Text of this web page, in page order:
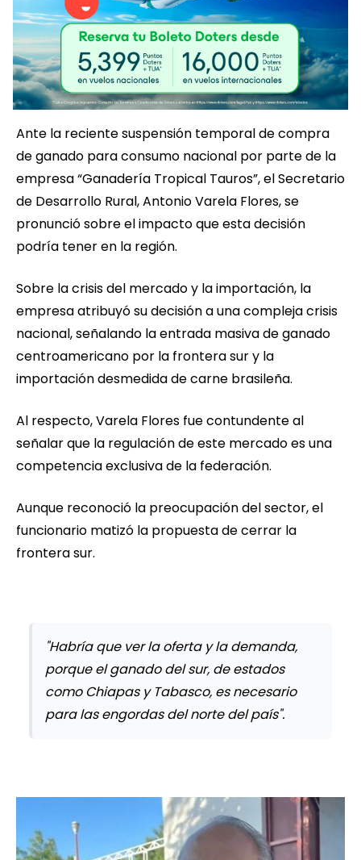
Ante la reciente suspensión temporal de compra
de ganado para consumo nacional por parte de la
empresa “Ganadería Tropical Tauros”, el Secretario
de Desarrollo Rural, Antonio Varela Flores, se
pronunció sobre el impacto que esta decisión
podría tener en la región.
Sobre la crisis del mercado y la importación, la
empresa atribuyó su decisión a una compleja crisis
nacional, señalando la entrada masiva de ganado
centroamericano por la frontera sur y la
importación desmedida de carne brasileña.
Al respecto, Varela Flores fue contundente al
señalar que la regulación de este mercado es una
competencia exclusiva de la federación.
Aunque reconoció la preocupación del sector, el
funcionario matizó la propuesta de cerrar la
frontera sur.
"Habría que ver la oferta y la demanda,
porque el ganado del sur, de estados
como Chiapas y Tabasco, es necesario
para las engordas del norte del país".